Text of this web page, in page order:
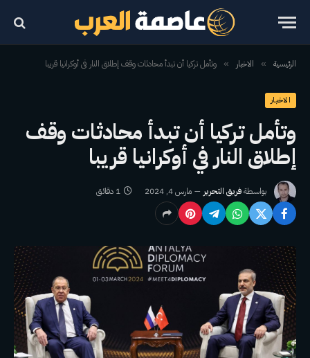
الرئيسية » الاخبار » وتأمل تركيا أن تبدأ محادثات وقف إطلاق النار في أوكرانيا قريبا
الاخبار
وتأمل تركيا أن تبدأ محادثات وقف
إطلاق النار في أوكرانيا قريبا
بواسطةفريق التحرير مارس 4, 2024 1 دقائق